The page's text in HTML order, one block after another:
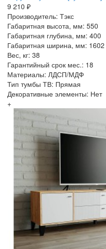
9 210 ₽
Производитель: Тэкс
Габаритная высота, мм: 550
Габаритная глубина, мм: 400
Габаритная ширина, мм: 1602
Вес, кг: 38
Гарантийный срок мес.: 18
Материалы: ЛДСП/МДФ
Тип тумбы ТВ: Прямая
Декоративные элементы: Нет
+